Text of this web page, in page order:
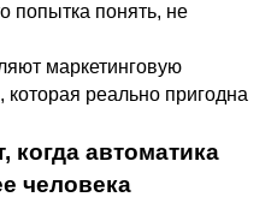
попытка понять, не
маркетинговую
реально пригодна
автоматика
человека